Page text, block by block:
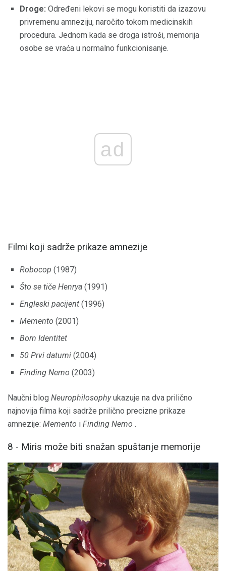
Droge: Određeni lekovi se mogu koristiti da izazovu
privremenu amneziju, naročito tokom medicinskih
procedura. Jednom kada se droga istroši, memorija
osobe se vraća u normalno funkcionisanje.
ad
Filmi koji sadrže prikaze amnezije
Robocop (1987)
Što se tiče Henrya (1991)
Engleski pacijent (1996)
Memento (2001)
Born Identitet
50 Prvi datumi (2004)
Finding Nemo (2003)
Naučni blog Neurophilosophyukazuje na dva prilično
najnovija filma koji sadrže prilično precizne prikaze
amnezije: Memento i Finding Nemo .
8 - Miris može biti snažan spuštanje memorije